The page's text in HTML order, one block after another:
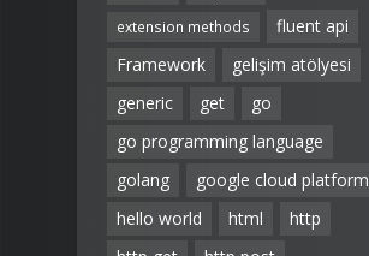
extension methods
fluent api
Framework
gelişim atölyesi
generic
get
go
go programming language
golang
google cloud platform
hello world
html
http